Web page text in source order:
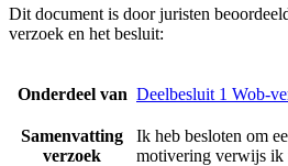
Dit document is door juristen
verzoek en het besluit:
Onderdeel van Deelbesluit 1 Wob-
Samenvatting
verzoek
Ik heb besloten om
motivering verwijs ik